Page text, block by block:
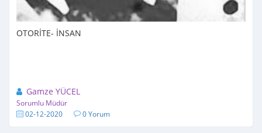
OTORİTE- İNSAN
Gamze YÜCEL
Sorumlu Müdür
02-12-2020 0 Yorum